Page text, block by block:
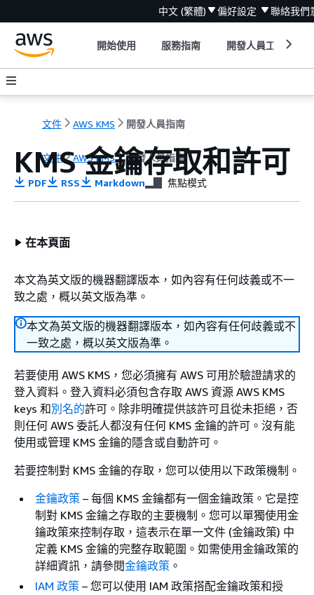
中文 (繁體) 偏好設定 聯絡我們
開始使用 服務指南 開發人員工具
文件 AWS KMS 開發人員指南
文件 AWS KMS 開發人員指南
KMS 金鑰存取和許可
PDF RSS Markdown 焦點模式
在本頁面
本文為英文版的機器翻譯版本，如內容有任何歧義或不一
致之處，概以英文版為準。
本文為英文版的機器翻譯版本，如內容有任何歧義或不
一致之處，概以英文版為準。
若要使用 AWS KMS，您必須擁有 AWS 可用於驗證請求的
登入資料。登入資料必須包含存取 AWS 資源 AWS KMS
keys 和別名的許可。除非明確提供該許可且從未拒絕，否
則任何 AWS 委託人都沒有任何 KMS 金鑰的許可。沒有能
使用或管理 KMS 金鑰的隱含或自動許可。
若要控制對 KMS 金鑰的存取，您可以使用以下政策機制。
金鑰政策 – 每個 KMS 金鑰都有一個金鑰政策。它是控
制對 KMS 金鑰之存取的主要機制。您可以單獨使用金
鑰政策來控制存取，這表示在單一文件 (金鑰政策) 中
定義 KMS 金鑰的完整存取範圍。如需使用金鑰政策的
詳細資訊，請參閱金鑰政策 。
IAM 政策 – 您可以使用 IAM 政策搭配金鑰政策和授